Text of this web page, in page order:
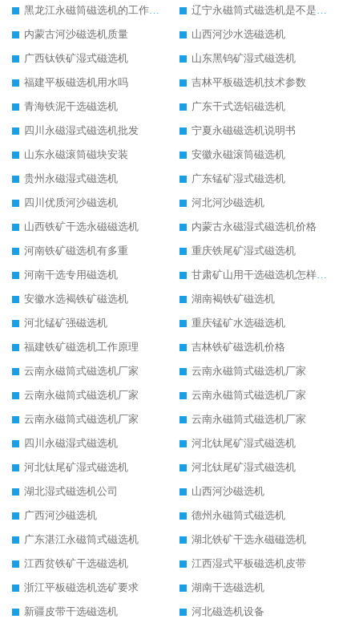
黑龙江永磁筒磁选机的工作原理
辽宁永磁筒式磁选机是不是强磁
内蒙古河沙磁选机质量
山西河沙水选磁选机
广西钛铁矿湿式磁选机
山东黑钨矿湿式磁选机
福建平板磁选机用水吗
吉林平板磁选机技术参数
青海铁泥干选磁选机
广东干式选铝磁选机
四川永磁湿式磁选机批发
宁夏永磁磁选机说明书
山东永磁滚筒磁块安装
安徽永磁滚筒磁选机
贵州永磁湿式磁选机
广东锰矿湿式磁选机
四川优质河沙磁选机
河北河沙磁选机
山西铁矿干选永磁磁选机
内蒙古永磁湿式磁选机价格
河南铁矿磁选机有多重
重庆铁尾矿湿式磁选机
河南干选专用磁选机
甘肃矿山用干选磁选机怎样调磁
安徽水选褐铁矿磁选机
湖南褐铁矿磁选机
河北锰矿强磁选机
重庆锰矿水选磁选机
福建铁矿磁选机工作原理
吉林铁矿磁选机价格
云南永磁筒式磁选机厂家
云南永磁筒式磁选机厂家
云南永磁筒式磁选机厂家
云南永磁筒式磁选机厂家
云南永磁筒式磁选机厂家
云南永磁筒式磁选机厂家
四川永磁湿式磁选机
河北钛尾矿湿式磁选机
河北钛尾矿湿式磁选机
河北钛尾矿湿式磁选机
湖北湿式磁选机公司
山西河沙磁选机
广西河沙磁选机
德州永磁筒式磁选机
广东湛江永磁筒式磁选机
湖北铁矿干选永磁磁选机
江西贫铁矿干选磁选机
江西湿式平板磁选机皮带
浙江平板磁选机选矿要求
湖南干选磁选机
新疆皮带干选磁选机
河北磁选机设备